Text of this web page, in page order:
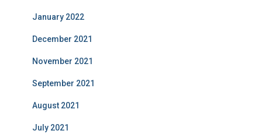
January 2022
December 2021
November 2021
September 2021
August 2021
July 2021